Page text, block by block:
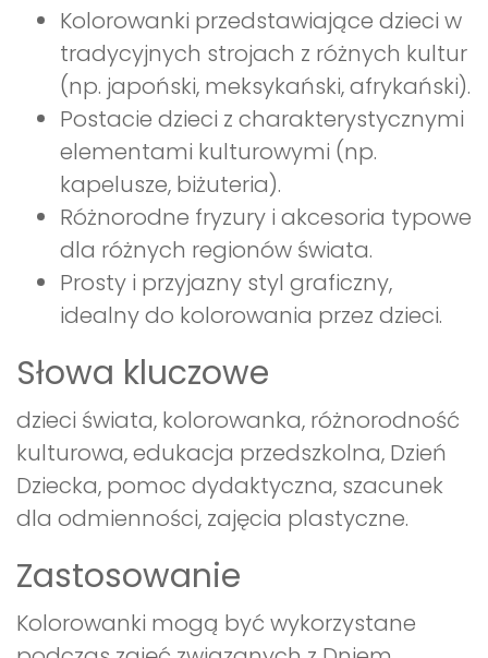
Kolorowanki przedstawiające dzieci w
tradycyjnych strojach z różnych kultur
(np. japoński, meksykański, afrykański).
Postacie dzieci z charakterystycznymi
elementami kulturowymi (np.
kapelusze, biżuteria).
Różnorodne fryzury i akcesoria typowe
dla różnych regionów świata.
Prosty i przyjazny styl graficzny,
idealny do kolorowania przez dzieci.
Słowa kluczowe
dzieci świata, kolorowanka, różnorodność
kulturowa, edukacja przedszkolna, Dzień
Dziecka, pomoc dydaktyczna, szacunek
dla odmienności, zajęcia plastyczne.
Zastosowanie
Kolorowanki mogą być wykorzystane